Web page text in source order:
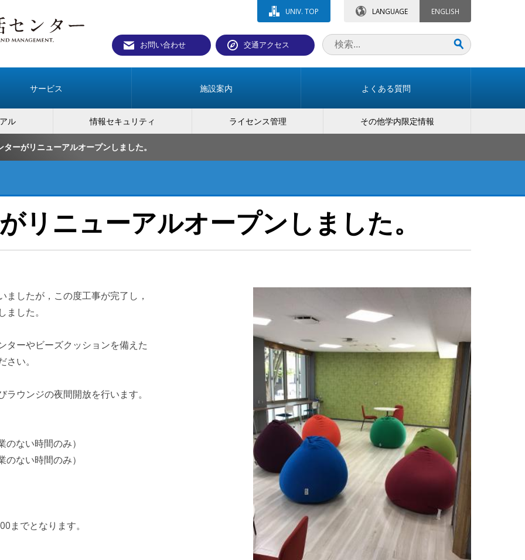
UNIV. TOP LANGUAGE ENGLISH
お問い合わせ 交通アクセス
サービス 施設案内 よくある質問
ル 情報セキュリティ ライセンス管理 その他学内限定情報
ーがリニューアルオープンしました。
リニューアルオープンしました。
したが，この度工事が完了し，
した。
ターやビーズクッションを備えた
い。
ウンジの夜間開放を行います。
ない時間のみ）
ない時間のみ）
までとなります。